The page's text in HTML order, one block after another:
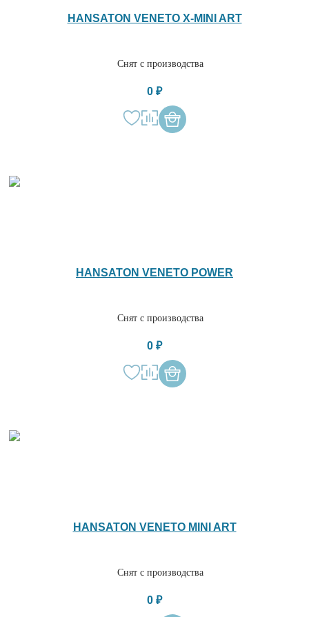
HANSATON VENETO X-MINI ART
Снят с производства
0 ₽
HANSATON VENETO POWER
Снят с производства
0 ₽
HANSATON VENETO MINI ART
Снят с производства
0 ₽